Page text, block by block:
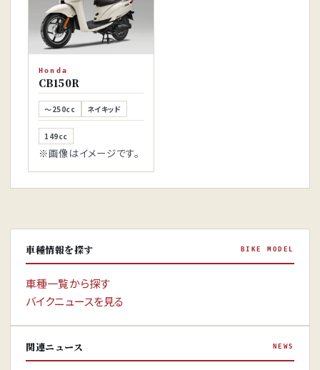
Honda
CB150R
～250cc ネイキッド
149cc
※画像はイメージです。
車種情報を探す BIKE MODEL
車種一覧から探す
バイクニュースを見る
関連ニュース NEWS
※画像はイ